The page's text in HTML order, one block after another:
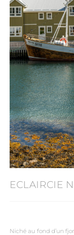
ECLAIRCIE
Niché au fond d’un